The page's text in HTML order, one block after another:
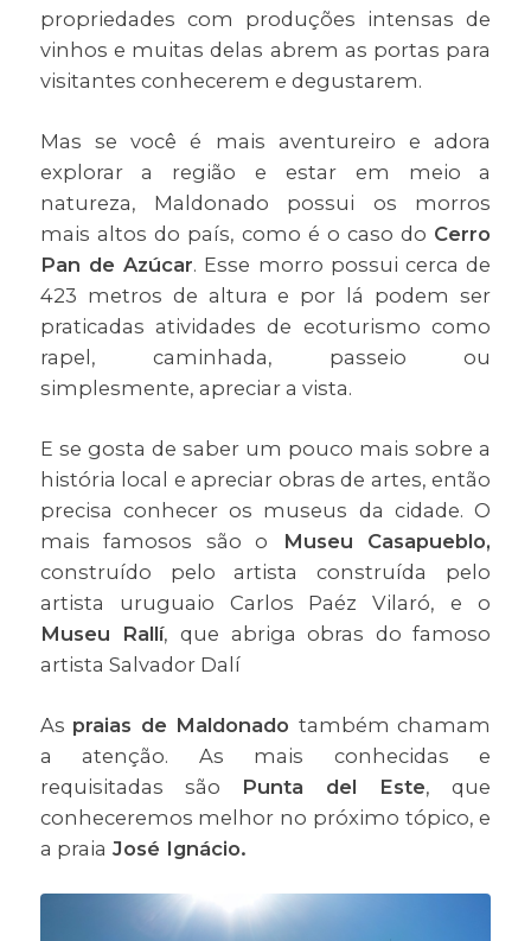
propriedades com produções intensas de
vinhos e muitas delas abrem as portas para
visitantes conhecerem e degustarem.
Mas se você é mais aventureiro e adora
explorar a região e estar em meio a
natureza, Maldonado possui os morros
mais altos do país, como é o caso do Cerro
Pan de Azúcar. Esse morro possui cerca de
423 metros de altura e por lá podem ser
praticadas atividades de ecoturismo como
rapel, caminhada, passeio ou
simplesmente, apreciar a vista.
E se gosta de saber um pouco mais sobre a
história local e apreciar obras de artes, então
precisa conhecer os museus da cidade. O
mais famosos são o Museu Casapueblo,
construído pelo artista construída pelo
artista uruguaio Carlos Paéz Vilaró, e o
Museu Rallí, que abriga obras do famoso
artista Salvador Dalí
As praias de Maldonado também chamam
a atenção. As mais conhecidas e
requisitadas são
Punta del Este, que
conheceremos melhor no próximo tópico, e
a praia José Ignácio.